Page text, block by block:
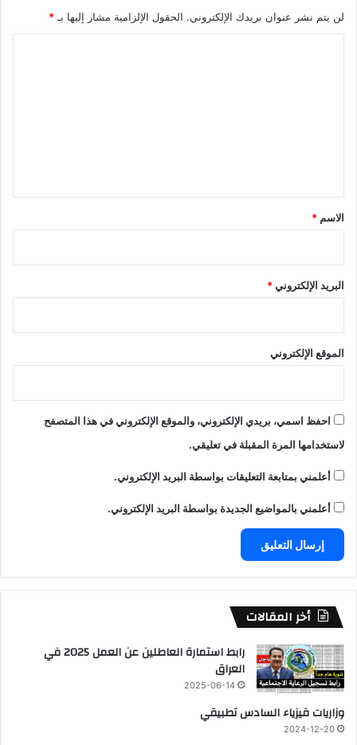
لن يتم نشر عنوان بريدك الإلكتروني. الحقول الإلزامية مشار إليها بـ*
*
الاسم *
البريد الإلكتروني*
الموقع الإلكتروني
احفظ اسمي، بريدي الإلكتروني، والموقع الإلكتروني في هذا المتصفح
لاستخدامها المرة المقبلة في تعليقي.
أعلمني بمتابعة التعليقات بواسطة البريد الإلكتروني.
أعلمني بالمواضيع الجديدة بواسطة البريد الإلكتروني.
أخر المقالات
رابط استمارة العاطلين عن العمل 2025 في
العراق
2025-06-14
وزاريات فيزياء السادس تطبيقي
2024-12-20